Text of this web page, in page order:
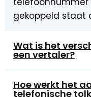
gekoppeld staat
Wat is het
een vertaler?
Hoe werkt het
telefonische